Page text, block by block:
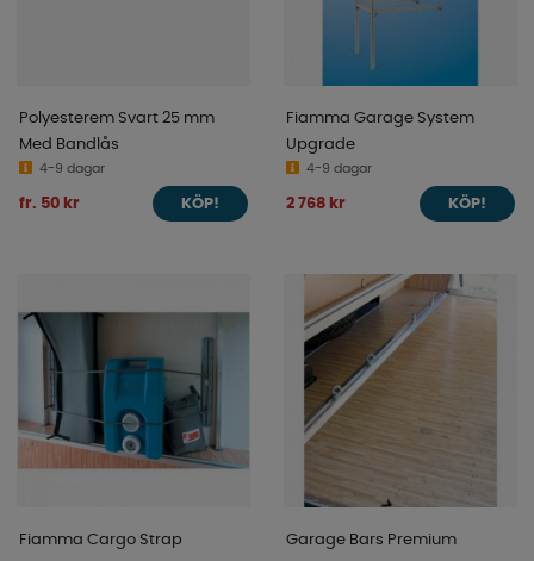
Polyesterem Svart 25 mm
Med Bandlås
4-9 dagar
fr. 50 kr KÖP!
Fiamma Garage System
Upgrade
4-9 dagar
2 768 kr KÖP!
Fiamma Cargo Strap Garage Bars Premium